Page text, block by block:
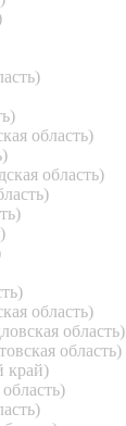
область)
область)
область)
область)
область)
край)